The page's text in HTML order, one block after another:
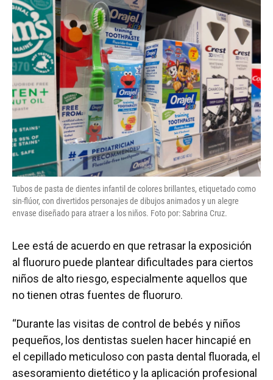
Tubos de pasta de dientes infantil de colores brillantes, etiquetado como
sin-flúor, con divertidos personajes de dibujos animados y un alegre
envase diseñado para atraer a los niños. Foto por: Sabrina Cruz.
Lee está de acuerdo en que retrasar la exposición
al fluoruro puede plantear dificultades para ciertos
niños de alto riesgo, especialmente aquellos que
no tienen otras fuentes de fluoruro.
“Durante las visitas de control de bebés y niños
pequeños, los dentistas suelen hacer hincapié en
el cepillado meticuloso con pasta dental fluorada, el
asesoramiento dietético y la aplicación profesional